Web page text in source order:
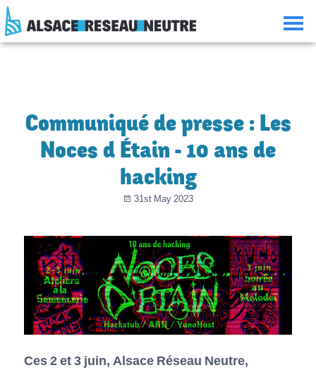
Aller
au
contenu
Aller
la
Aller
la
Consulter
le
plan
Communiqué de presse : Les
Noces d Étain - 10 ans de
hacking
31st May 2023
Ces 2 et 3 juin, Alsace Réseau Neutre,